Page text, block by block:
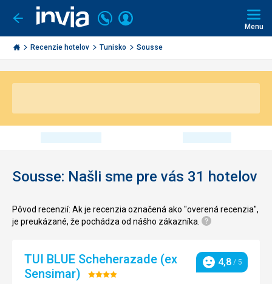
Ísť
späť
Invia.sk
Volajte
+421
2
3221
Prihlásiť
Menu
Recenzie hotelov Tunisko Sousse
Sousse: Našli sme pre vás 31 hotelov
Pôvod recenzií: Ak je recenzia označená ako "overená recenzia",
je preukázané, že pochádza od nášho zákazníka.
TUI BLUE Scheherazade (ex
Sensimar) Hodnotenie:
Hodnotenie
4,8 / 5